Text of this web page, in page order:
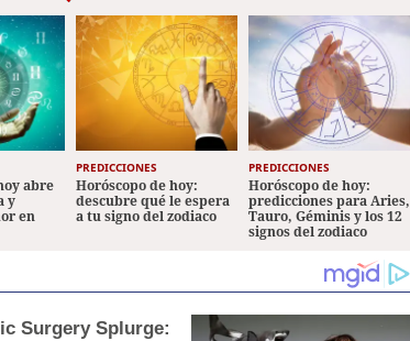
abre
y
en
PREDICCIONES
Horóscopo de hoy:
descubre qué le espera
a tu signo del zodiaco
PREDICCIONES
Horóscopo de hoy:
predicciones para Aries,
Tauro, Géminis y los 12
signos del zodiaco
Surgery Splurge: